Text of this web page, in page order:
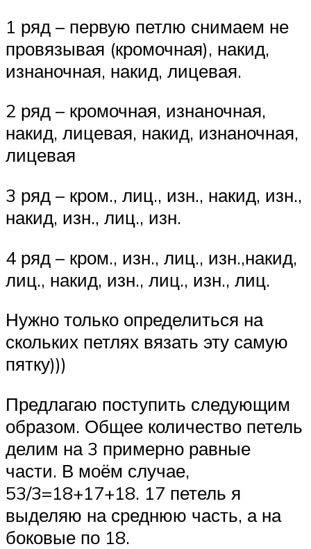
1 ряд – первую петлю снимаем не
провязывая (кромочная), накид,
изнаночная, накид, лицевая.
2 ряд – кромочная, изнаночная,
накид, лицевая, накид, изнаночная,
лицевая
3 ряд – кром., лиц., изн., накид, изн.,
накид, изн., лиц., изн.
4 ряд – кром., изн., лиц., изн.,накид,
лиц., накид, изн., лиц., изн., лиц.
Нужно только определиться на
скольких петлях вязать эту самую
пятку)))
Предлагаю поступить следующим
образом. Общее количество петель
делим на 3 примерно равные
части. В моём случае,
53/3=18+17+18. 17 петель я
выделяю на среднюю часть, а на
боковые по 18.